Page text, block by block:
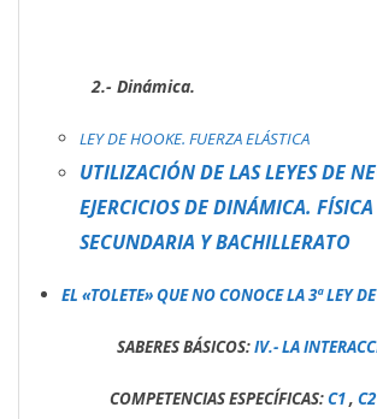
2.- Dinámica.
LEY DE HOOKE. FUERZA ELÁSTICA
UTILIZACIÓN DE LAS LEYES DE
EJERCICIOS DE DINÁMICA.
SECUNDARIA Y BACHILLERATO
EL «TOLETE» QUE NO CONOCE LA 3ª LEY
SABERES BÁSICOS:IV.- LA
COMPETENCIAS ESPECÍFICAS:C1, C2